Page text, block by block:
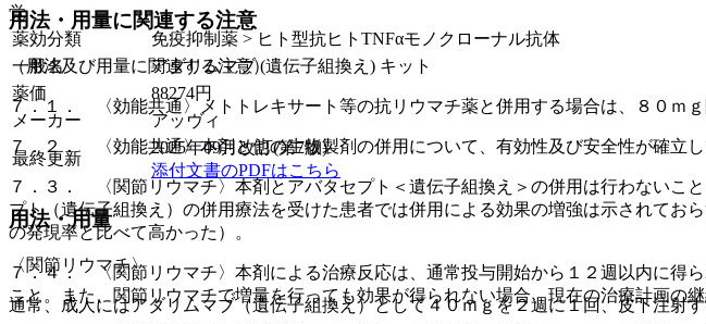
用法・用量に関連する注意
（用法及び用量に関連する注意）
７．１． 〈効能共通〉メトトレキサート等の抗リウマチ薬と併用する場合は、８０ｍｇ
７．２． 〈効能共通〉本剤と他の生物製剤の併用について、有効性及び安全性が確立し
７．３． 〈関節リウマチ〉本剤とアバタセプト＜遺伝子組換え＞の併用は行わないこ
プト（遺伝子組換え）の併用療法を受けた患者では併用による効果の増強は示されて
の発現率と比べて高かった）。
７．４． 〈関節リウマチ〉本剤による治療反応は、通常投与開始から１２週以内に得
こと。また、関節リウマチで増量を行っても効果が得られない場合、現在の治療計画の
覚
薬効分類
免疫抑制薬 > ヒト型抗ヒトTNFαモノクローナル抗体
一般名
アダリムマブ (遺伝子組換え) キット
薬価
88274円
メーカー
アッヴィ
最終更新
2025年09月改訂(第7版)
添付文書のPDFはこちら
用法・用量
〈関節リウマチ〉
通常、成人にはアダリムマブ（遺伝子組換え）として４０ｍｇを２週に１回、皮下注射